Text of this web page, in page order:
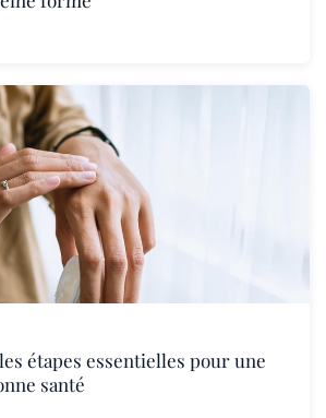
étapes essentielles pour une
santé